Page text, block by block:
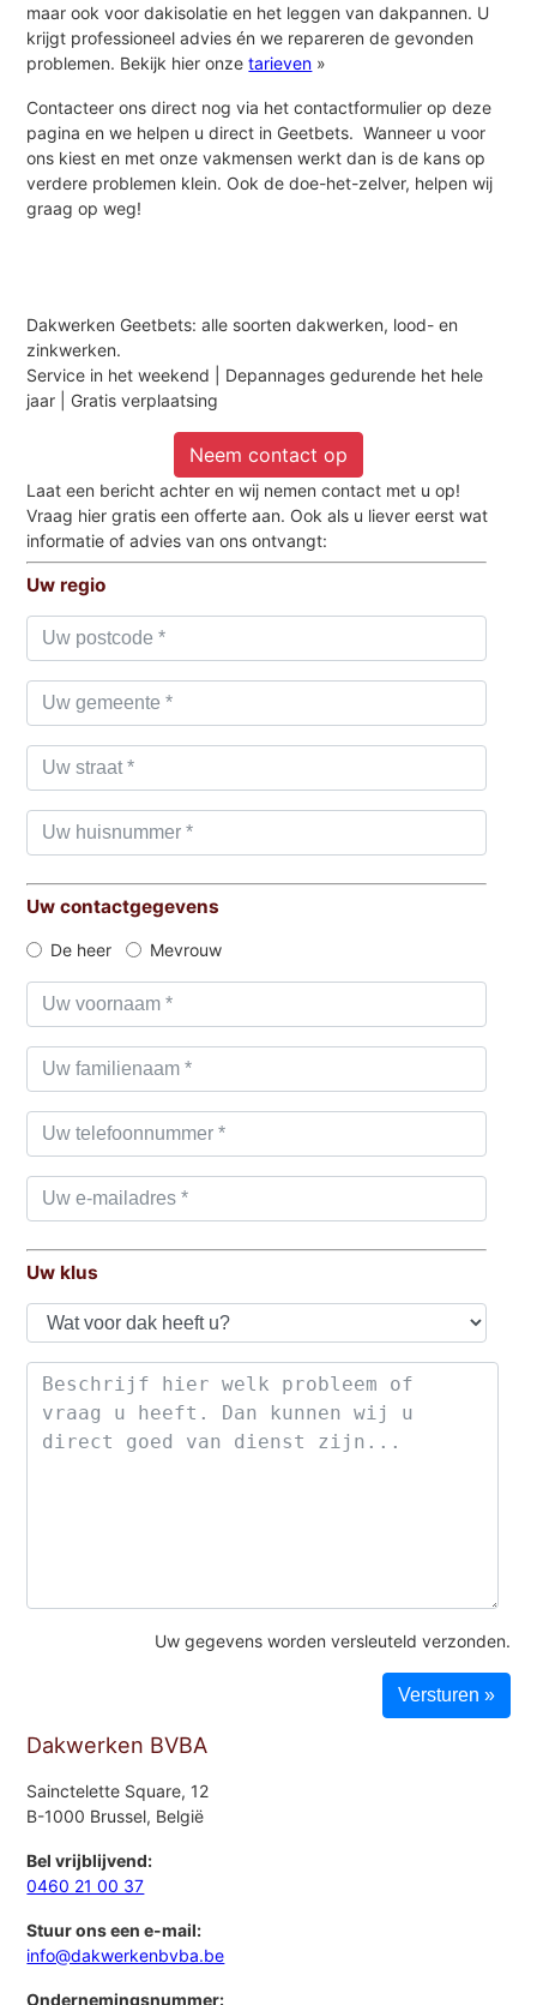
maar ook voor dakisolatie en het leggen van dakpannen. U
krijgt professioneel advies én we repareren de gevonden
problemen. Bekijk hier onzetarieven »
Contacteer ons direct nog via het contactformulier op deze
pagina en we helpen u direct in Geetbets. Wanneer u voor
ons kiest en met onze vakmensen werkt dan is de kans op
verdere problemen klein. Ook de doe-het-zelver, helpen wij
graag op weg!
Dakwerken Geetbets: alle soorten dakwerken, lood- en
zinkwerken.
Service in het weekend | Depannages gedurende het hele
jaar | Gratis verplaatsing
Neem contact op
Laat een bericht achter en wij nemen contact met u op!
Vraag hier gratis een offerte aan. Ook als u liever eerst wat
informatie of advies van ons ontvangt:
Uw regio
Uw contactgegevens
De heer Mevrouw
Uw klus
Uw gegevens worden versleuteld verzonden.
Dakwerken BVBA
Sainctelette Square, 12
B-1000 Brussel, België
Bel vrijblijvend:
0460 21 00 37
Stuur ons een e-mail:
info@dakwerkenbvba.be
Ondernemingsnummer: